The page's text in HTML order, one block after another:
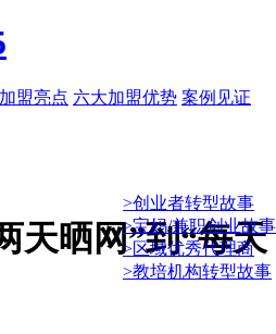
盟亮点 六大加盟优势 案例见证
>创业者转型故事
>宝妈/兼职创业故事
>区域优秀代理商
>教培机构转型故事
天晒网”到“每天